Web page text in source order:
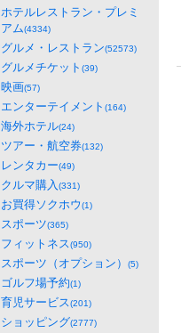
ホテルレストラン・プレミ
アム(4334)
グルメ・レストラン(52573)
グルメチケット (39)
映画(57)
エンターテイメント (164)
海外ホテル(24)
ツアー・航空券(132)
レンタカー(49)
クルマ購入(331)
お買得ソクホウ(1)
スポーツ(365)
フィットネス(950)
スポーツ（オプション） (5)
ゴルフ場予約(1)
育児サービス(201)
ショッピング(2777)